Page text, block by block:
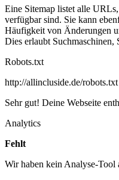
Eine Sitemap listet alle
verfügbar sind. Sie kann
Häufigkeit von Änderungen
Dies erlaubt Suchmaschinen,
Robots.txt
http://allincluside.de/robots.txt
Sehr gut! Deine Webseite
Analytics
Fehlt
Wir haben kein Analyse-Tool